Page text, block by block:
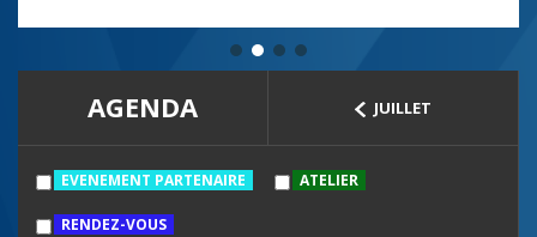
AGENDA JUILLET
EVENEMENT PARTENAIRE ATELIER
RENDEZ-VOUS